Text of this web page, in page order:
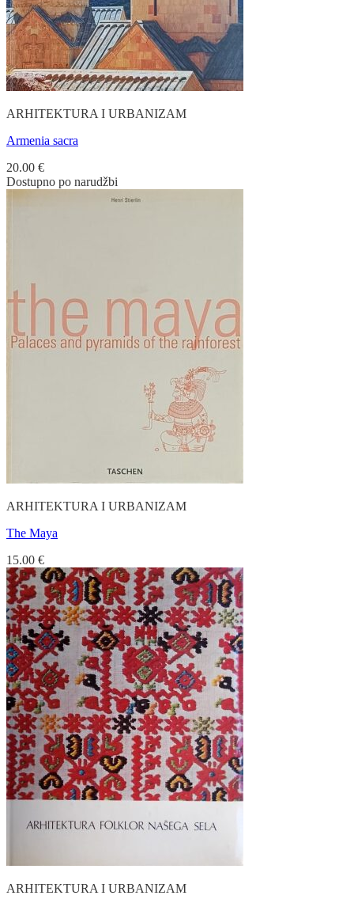
ARHITEKTURA I URBANIZAM
Armenia sacra
20.00 €
Dostupno po narudžbi
ARHITEKTURA I URBANIZAM
The Maya
15.00 €
ARHITEKTURA I URBANIZAM